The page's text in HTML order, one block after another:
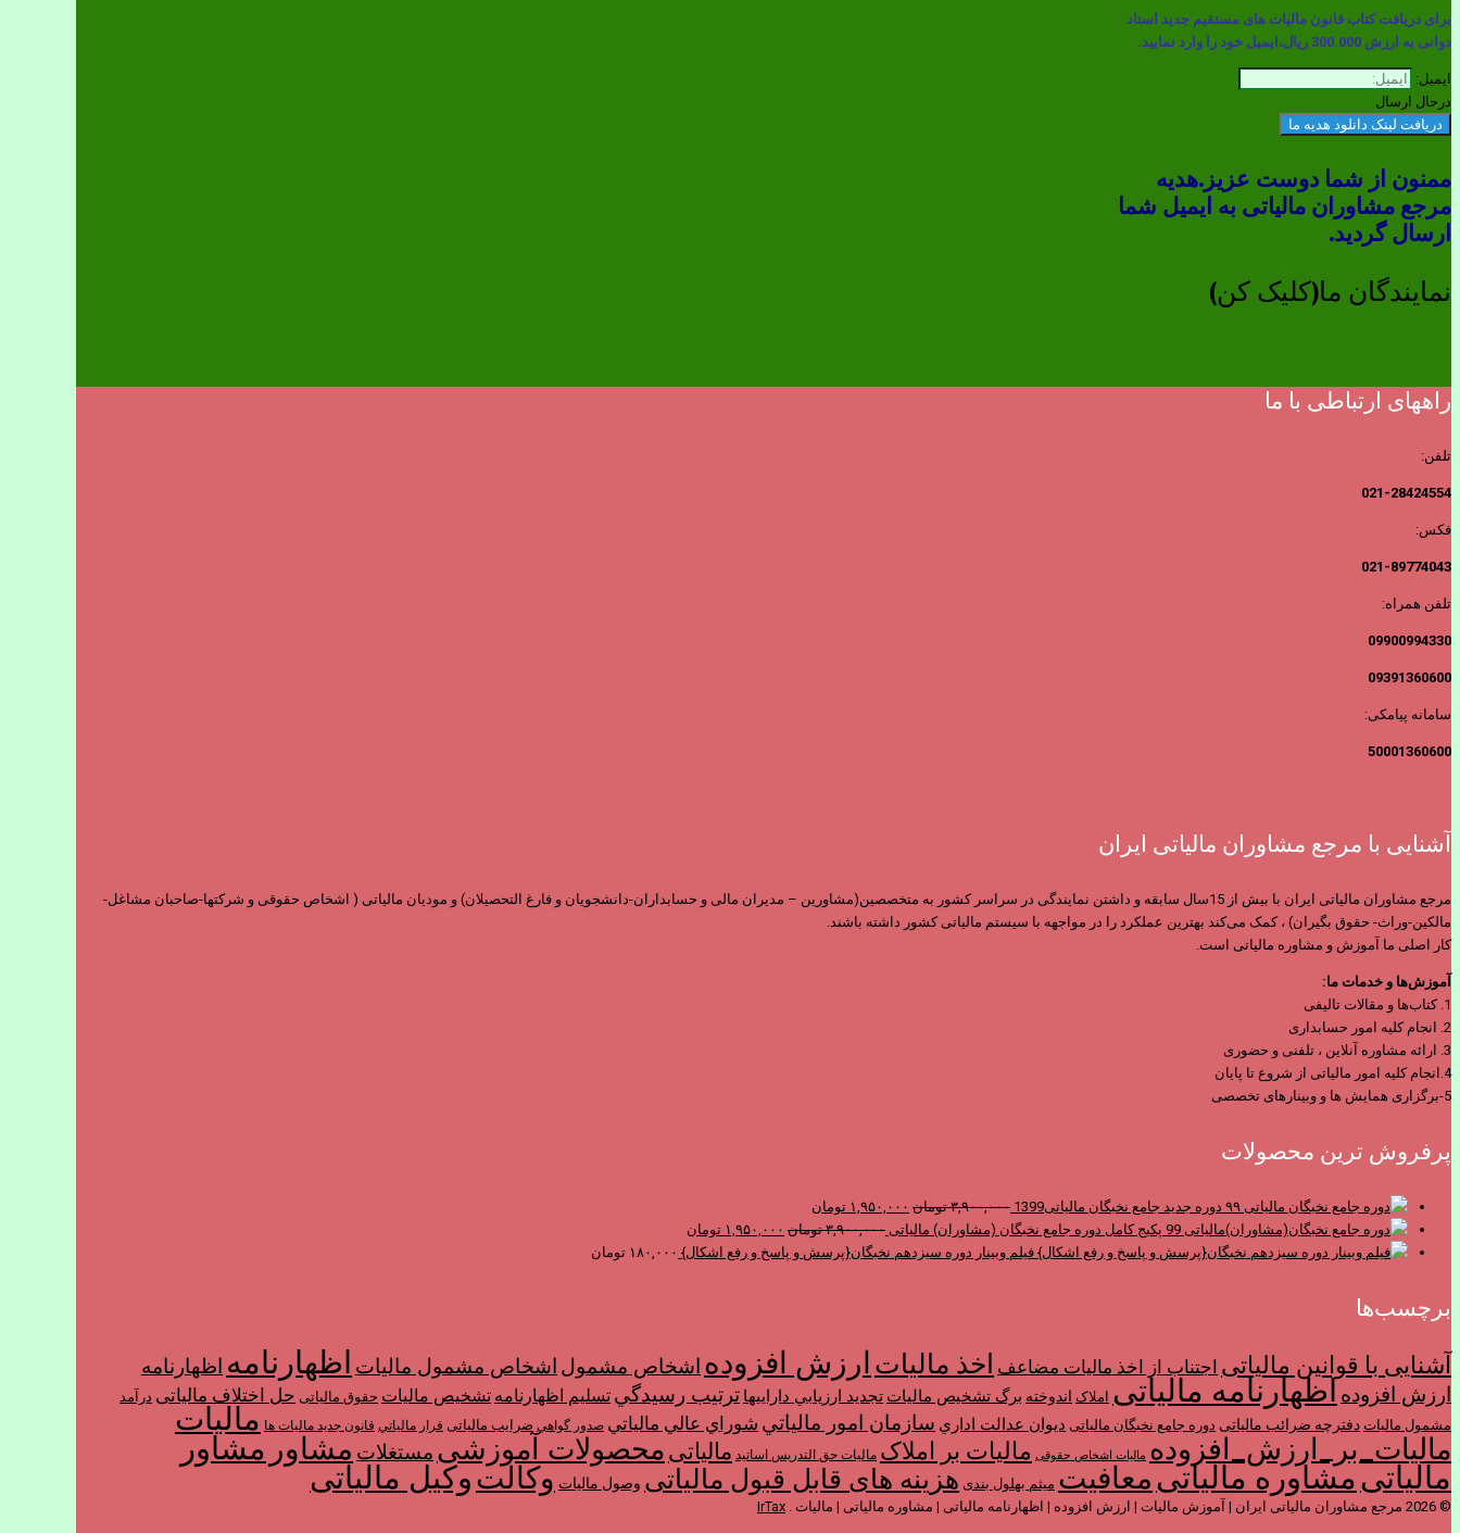
برای دریافت کتاب قانون مالیات های مستقیم جدید استاد
دوانی به ارزش 300.000 ريال،ایمیل خود را وارد نمایید.
ایمیل:
درحال ارسال
دریافت لینک دانلود هدیه ما
ممنون از شما دوست عزیز.هدیه
مرجع مشاوران مالیاتی به ایمیل شما
ارسال گردید.
نمایندگان ما(کلیک کن)
راههای ارتباطی با ما
تلفن:
021-28424554
فکس:
021-89774043
تلفن همراه:
09900994330
09391360600
سامانه پیامکی:
50001360600
آشنایی با مرجع مشاوران مالیاتی ایران
مرجع مشاوران مالیاتی ایران با بیش از 15سال سابقه و داشتن نمایندگی در سراسر کشور به متخصصین(مشاورین – مدیران مالی و حسابداران-دانشجویان و فارغ التحصیلان) و مودیان مالیاتی ( اشخاص حقوقی و شرکتها-صاحبان مشاغل-
مالکین-وراث- حقوق بگیران) ، کمک می‌کند بهترین عملکرد را در مواجهه با سیستم مالیاتی کشور داشته باشند.
کار اصلی ما آموزش و مشاوره مالیاتی است.
آموزش‌ها و خدمات ما:
1. کتاب‌ها و مقالات تالیفی
2. انجام کلیه امور حسابداری
3. ارائه مشاوره آنلاین ، تلفنی و حضوری
4.انجام کلیه امور مالیاتی از شروع تا پایان
5-برگزاری همایش ها و وبینارهای تخصصی
پرفروش ترین محصولات
دوره جدید جامع نخبگان مالیاتی1399 ۳,۹۰۰,۰۰۰ تومان قیمت
اصلی
۳,۹۰۰,۰۰۰ تومان
۱,۹۵۰,۰۰۰ تومان
فعلی
۱,۹۵۰,۰۰۰ تومان
پکیج کامل دوره جامع نخبگان (مشاوران) مالیاتی ۳,۹۰۰,۰۰۰ تومان قیمت
اصلی
۱,۹۵۰,۰۰۰ تومان
فعلیفیلم وبینار دوره سیزدهم نخبگان{پرسش و پاسخ و رفع اشکال} ۱۸۰,۰۰۰ تومان
برچسب‌ها
آشنایی با قوانین مالیاتی اجتناب از اخذ ماليات مضاعف اخذ مالیات ارزش افزوده اشخاص مشمول اشخاص مشمول ماليات اظهارنامه اظهارنامه
ارزش افزودهاظهارنامه مالیاتی املاک اندوخته برگ تشخیص مالیات تجديد ارزيابي دارايي­ها ترتیب رسيدگي تسليم اظهارنامه تشخیص مالیات حقوق مالیاتی حل اختلاف مالیاتی درآمد
مشمول ماليات دفترچه ضرائب مالیاتی دوره جامع نخبگان مالیاتی ديوان عدالت اداري سازمان امور مالياتي شوراي عالي مالياتي صدور گواهي ضرایب مالیاتی فرار مالياتي قانون جدید مالیات ها مالیات
مالیات_بر_ارزش_افزوده مالیات اشخاص حقوقی مالیات بر املاک مالیات حق التدریس اساتید مالیاتی محصولات آموزشی مستغلات مشاور مشاور
مالیاتیمشاوره مالیاتیمعافیت میثم بهلول بندی هزینه های قابل قبول مالیاتی وصول مالیات وکالتوکیل مالیاتی
© 2026 مرجع مشاوران مالیاتی ایران | آموزش مالیات | ارزش افزوده | اظهارنامه مالیاتی | مشاوره مالیاتی | مالیات . IrTax